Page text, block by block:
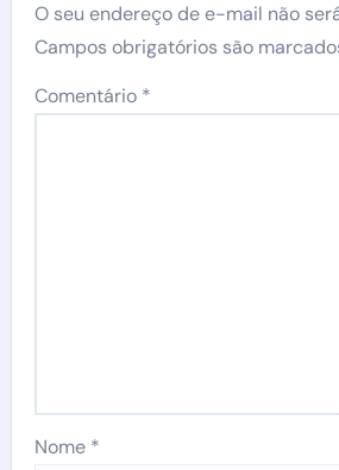
O seu endereço de e-mail não
Campos obrigatórios são
Comentário *
Nome *